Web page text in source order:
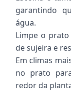
garantindo
água.
Limpe o
de sujeira e
Em climas
no prato
redor da